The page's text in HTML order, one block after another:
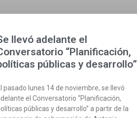
llevó adelante el
“Planificación,
públicas y desarrollo”
pasado lunes 14 de noviembre, se llevó
el Conversatorio “Planificación,
públicas y desarrollo” a partir de la